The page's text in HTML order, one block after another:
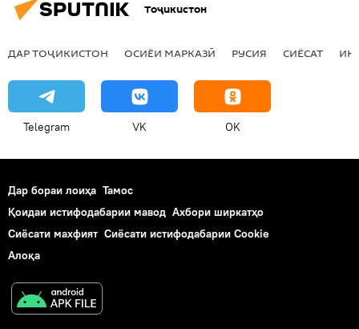
Тоҷикистон
ДАР ТОҶИКИСТОН ОСИЁИ МАРКАЗӢ РУСИЯ СИЁСАТ
Telegram VK OK
Дар бораи лоиҳа Тамос
Қоидаи истифодабарии мавод Ахбори ширкатҳо
Сиёсати махфият Сиёсати истифодабарии Cookie
Алоқа